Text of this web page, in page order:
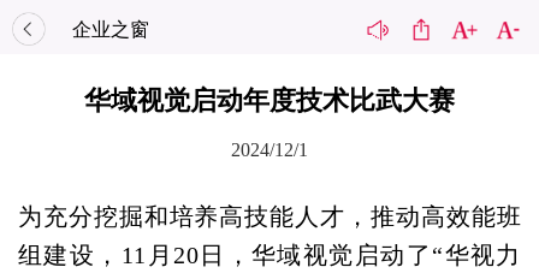
企业之窗
华域视觉启动年度技术比武大赛
2024/12/1
为充分挖掘和培养高技能人才，推动高效能班
组建设，11月20日，华域视觉启动了“华视力